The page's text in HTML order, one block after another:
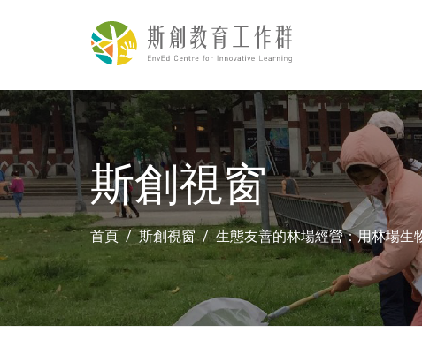
斯創視窗
首頁 斯創視窗 生態友善的林場經營：用林場生